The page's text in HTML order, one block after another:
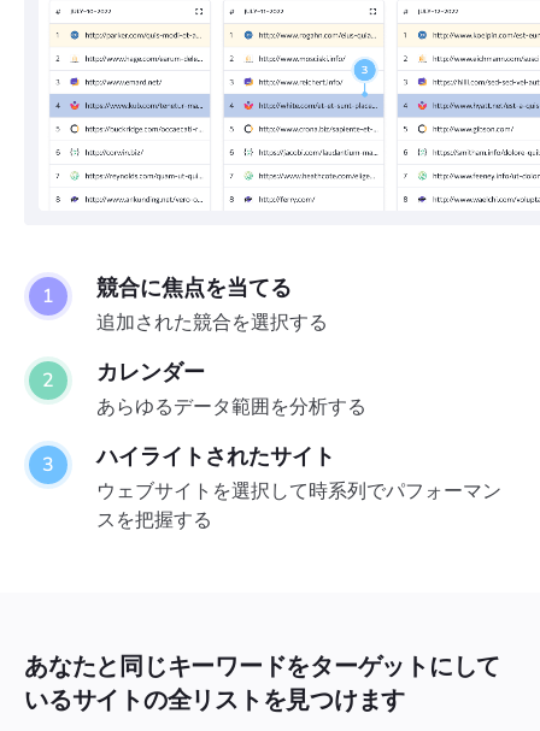
競合に焦点を当てる
追加された競合を選択する
カレンダー
あらゆるデータ範囲を分析する
ハイライトされたサイト
ウェブサイトを選択して時系列でパフォーマン
スを把握する
あなたと同じキーワードをターゲットにして
いるサイトの全リストを見つけます